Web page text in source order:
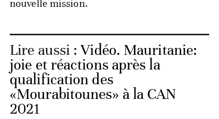
nouvelle mission.
Lire aussi :Vidéo. Mauritanie:
joie et réactions après la
qualification des
«Mourabitounes» à la CAN
2021